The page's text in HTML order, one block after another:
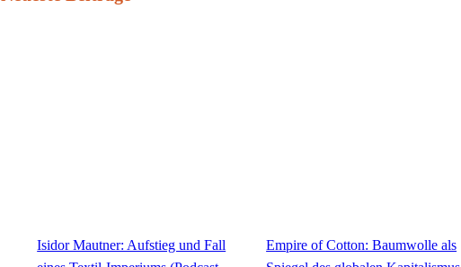
Isidor Mautner: Aufstieg und Fall
Empire of Cotton: Baumwolle als